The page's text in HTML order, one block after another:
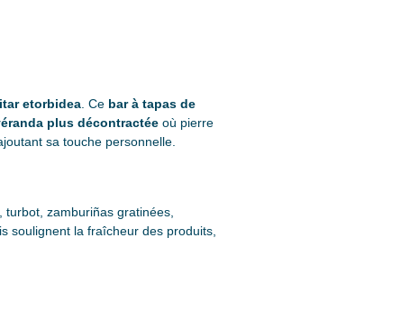
etorbidea. Ce bar à tapas de
plus décontractéeoù pierre
sa touche personnelle.
zamburiñas gratinées,
soulignent la fraîcheur des produits,